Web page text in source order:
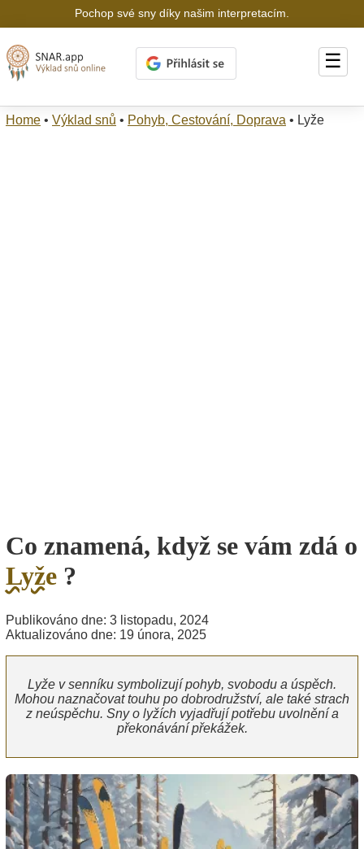
Pochop své sny díky našim interpretacím.
☰
Home • Výklad snů • Pohyb, Cestování, Doprava • Lyže
Co znamená, když se vám zdá o
Lyže ?
Publikováno dne: 3 listopadu, 2024
Aktualizováno dne: 19 února, 2025
Lyže v senníku symbolizují pohyb, svobodu a úspěch.
Mohou naznačovat touhu po dobrodružství, ale také strach
z neúspěchu. Sny o lyžích vyjadřují potřebu uvolnění a
překonávání překážek.